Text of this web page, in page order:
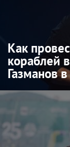
Как
кораблей
Газманов